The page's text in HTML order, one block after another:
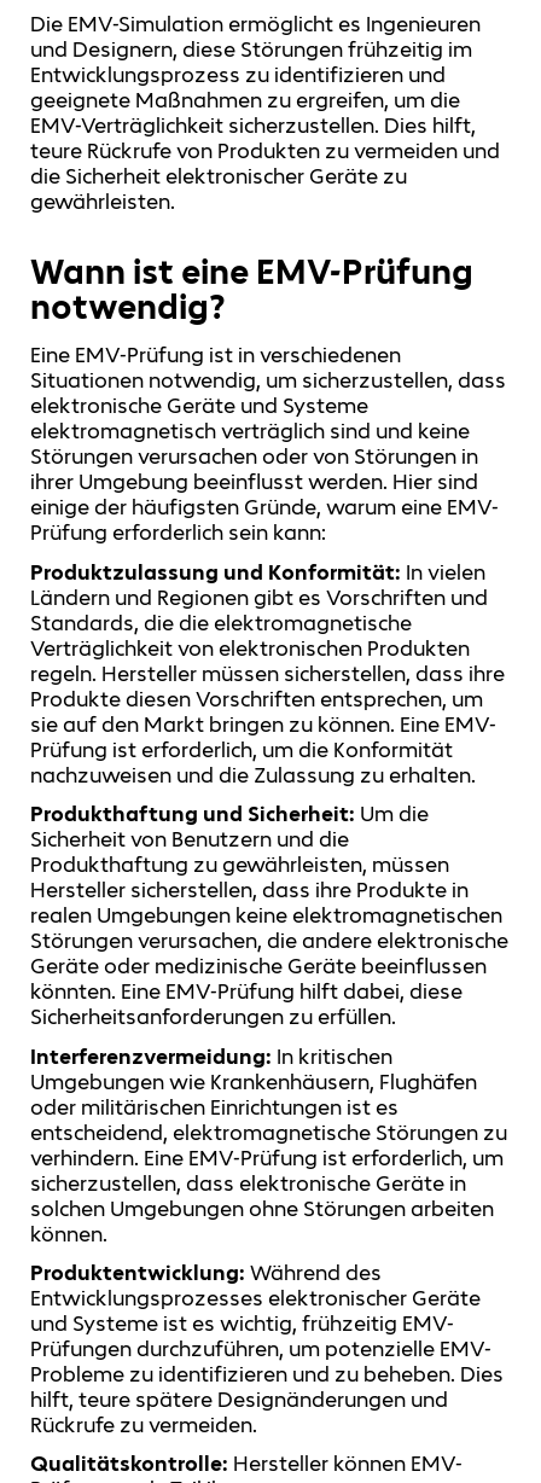
Die EMV-Simulation ermöglicht es Ingenieuren
und Designern, diese Störungen frühzeitig im
Entwicklungsprozess zu identifizieren und
geeignete Maßnahmen zu ergreifen, um die
EMV-Verträglichkeit sicherzustellen. Dies hilft,
teure Rückrufe von Produkten zu vermeiden und
die Sicherheit elektronischer Geräte zu
gewährleisten.
Wann ist eine EMV-Prüfung
notwendig?
Eine EMV-Prüfung ist in verschiedenen
Situationen notwendig, um sicherzustellen, dass
elektronische Geräte und Systeme
elektromagnetisch verträglich sind und keine
Störungen verursachen oder von Störungen in
ihrer Umgebung beeinflusst werden. Hier sind
einige der häufigsten Gründe, warum eine EMV-
Prüfung erforderlich sein kann:
Produktzulassung und Konformität: In vielen
Ländern und Regionen gibt es Vorschriften und
Standards, die die elektromagnetische
Verträglichkeit von elektronischen Produkten
regeln. Hersteller müssen sicherstellen, dass ihre
Produkte diesen Vorschriften entsprechen, um
sie auf den Markt bringen zu können. Eine EMV-
Prüfung ist erforderlich, um die Konformität
nachzuweisen und die Zulassung zu erhalten.
Produkthaftung und Sicherheit: Um die
Sicherheit von Benutzern und die
Produkthaftung zu gewährleisten, müssen
Hersteller sicherstellen, dass ihre Produkte in
realen Umgebungen keine elektromagnetischen
Störungen verursachen, die andere elektronische
Geräte oder medizinische Geräte beeinflussen
könnten. Eine EMV-Prüfung hilft dabei, diese
Sicherheitsanforderungen zu erfüllen.
Interferenzvermeidung: In kritischen
Umgebungen wie Krankenhäusern, Flughäfen
oder militärischen Einrichtungen ist es
entscheidend, elektromagnetische Störungen zu
verhindern. Eine EMV-Prüfung ist erforderlich, um
sicherzustellen, dass elektronische Geräte in
solchen Umgebungen ohne Störungen arbeiten
können.
Produktentwicklung: Während des
Entwicklungsprozesses elektronischer Geräte
und Systeme ist es wichtig, frühzeitig EMV-
Prüfungen durchzuführen, um potenzielle EMV-
Probleme zu identifizieren und zu beheben. Dies
hilft, teure spätere Designänderungen und
Rückrufe zu vermeiden.
Qualitätskontrolle: Hersteller können EMV-